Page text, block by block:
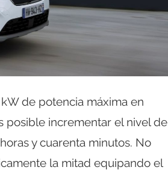
de potencia máxima en
posible incrementar el nivel de
y cuarenta minutos. No
la mitad equipando el